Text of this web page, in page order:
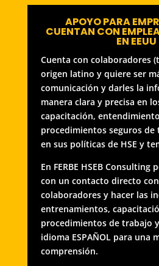
APOYO PARA
CUENTAN CON
EN EEUU
Cuenta con colaboradores
origen latino y quiere ser
comunicación y darles la
manera clara y precisa en
capacitación,
procedimientos seguros de
en sus políticas de HSE y
En FERBE HSEB Consulting
con un contacto directo
colaboradores y hacer las
entrenamientos,
procedimientos de trabajo
idioma ESPAÑOL para una
comprensión.